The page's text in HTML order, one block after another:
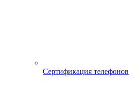
Сертификация телефонов